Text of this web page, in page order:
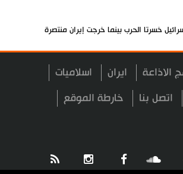
خسرتا الحرب بينما خرجت إيران منتصرة
تنشر.. "قسما لن يسقط العلم"+ فيديو
تجري في أجواء إيجابية
تشكيل حلف إسلامي ضد كيان الاحتلال
لن يفتح طالما لم تصحح واشنطن سلوكها
هرمز مرهون بقبول الشروط الإيرانية
وتصديهم لمحاولات العدو الرامية إلى
الاذاعة ايران اسلاميات
اتصل بنا خارطة الموقع